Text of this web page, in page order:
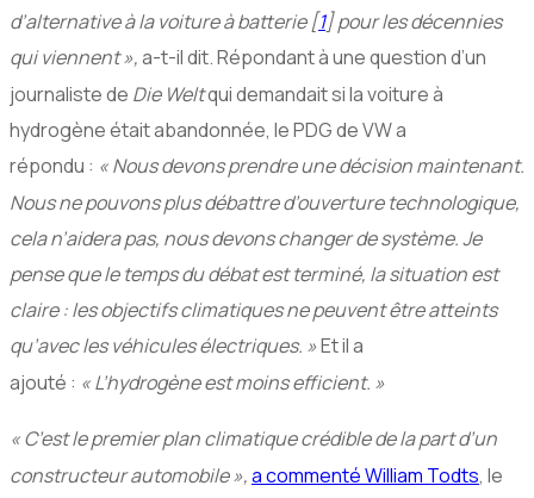
d’alternative à la voiture à batterie[1]pour les décennies
qui viennent»,a-t-il dit. Répondant à une question d’un
journaliste de Die Weltqui demandait si la voiture à
hydrogène était abandonnée, lePDGdeVWa
répondu : «Nous devons prendre une décision maintenant.
Nous ne pouvons plus débattre d’ouverture technologique,
cela n’aidera pas, nous devons changer de système. Je
pense que le temps du débat est terminé, la situation est
claire : les objectifs climatiques ne peuvent être atteints
qu’avec les véhicules électriques. »Et il a
ajouté : «L’hydrogène est moins efficient. »
«C’est le premier plan climatique crédible de la part d’un
constructeur automobile»,a commenté William Todts, le